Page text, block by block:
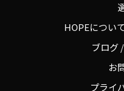
HOPEについ
ブログ
お
プライ